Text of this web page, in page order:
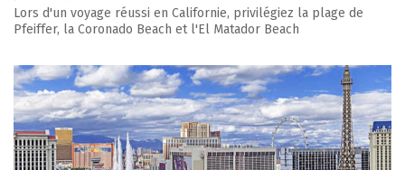
Lors d'un voyage réussi en Californie, privilégiez la plage de
Pfeiffer, la Coronado Beach et l'El Matador Beach